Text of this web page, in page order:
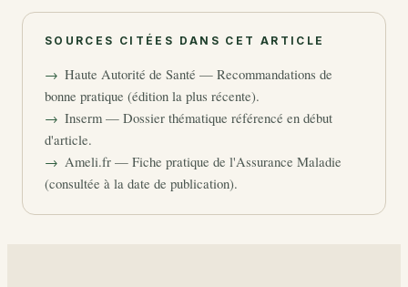
SOURCES CITÉES DANS CET ARTICLE
Haute Autorité de Santé — Recommandations de
bonne pratique (édition la plus récente).
Inserm — Dossier thématique référencé en début
d'article.
Ameli.fr — Fiche pratique de l'Assurance Maladie
(consultée à la date de publication).